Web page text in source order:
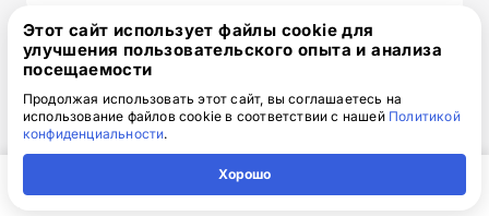
-
Допуск СРО изыскателей
-
Этот сайт использует файлы cookie для
улучшения пользовательского опыта и анализа
посещаемости
Продолжая использовать этот сайт, вы соглашаетесь на
использование файлов cookie в соответствии с нашей Политикой
конфиденциальности.
Хорошо